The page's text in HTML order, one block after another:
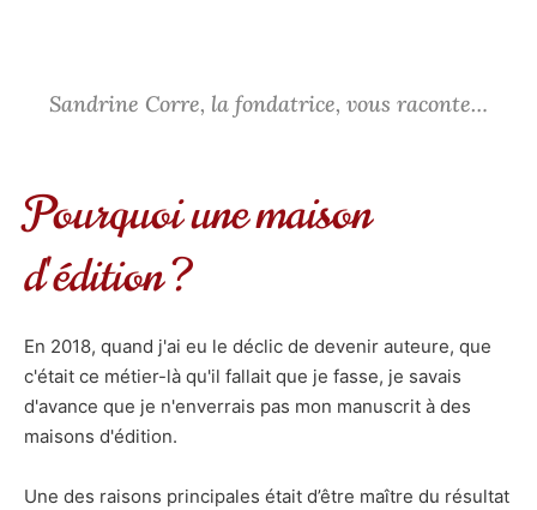
Sandrine Corre, la fondatrice, vous raconte…
Pourquoi une maison
d'édition ?
En 2018, quand j'ai eu le déclic de devenir auteure, que
c'était ce métier-là qu'il fallait que je fasse, je savais
d'avance que je n'enverrais pas mon manuscrit à des
maisons d'édition.
Une des raisons principales était d’être maître du résultat